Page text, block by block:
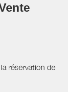
réservation de